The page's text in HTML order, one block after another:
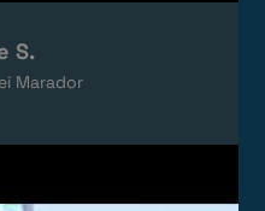
S.
Marador